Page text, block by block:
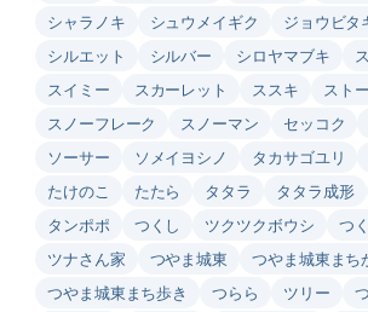
シャラノキ
シュウメイギク ジョウビタ
シルエット
シルバー シロヤマブキ
スイミー
スカーレット ススキ
スト
スノーフレーク
スノーマン セッコク
ソーサー
ソメイヨシノ タカサゴユリ
たけのこ
たたら タタラ タタラ成形
タンポポ
つくし ツクツクボウシ
つ
ツナさん家
つやま城東
つやま城東まち
つやま城東まち歩き
つらら ツリー